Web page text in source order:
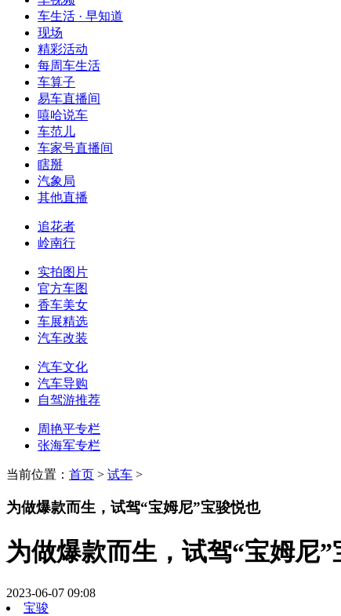
车生活 · 早知道
现场
精彩活动
每周车生活
车算子
易车直播间
嘻哈说车
车范儿
车家号直播间
瞎掰
汽象局
其他直播
追花者
岭南行
实拍图片
官方车图
香车美女
车展精选
汽车改装
汽车文化
汽车导购
自驾游推荐
周艳平专栏
张海军专栏
当前位置： 首页 > 试车 >
为做爆款而生，试驾“宝姆尼”宝骏悦也
为做爆款而生，试驾“宝姆尼”
2023-06-07 09:08
宝骏